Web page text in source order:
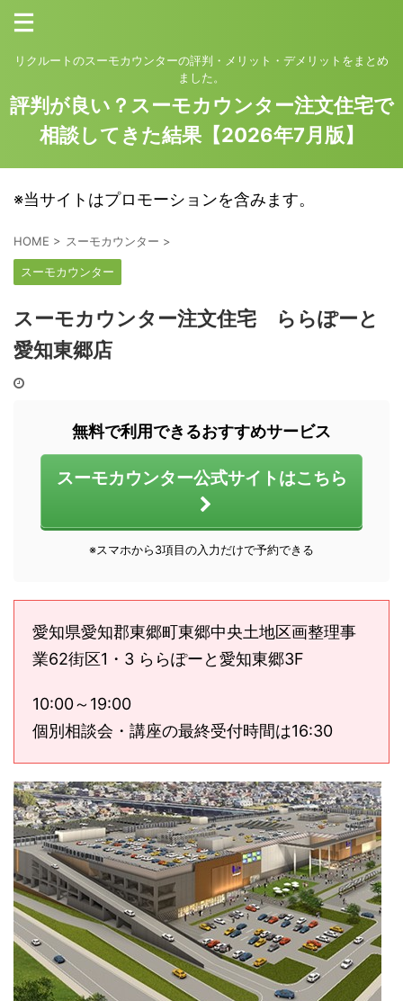
リクルートのスーモカウンターの評判・メリット・デメリットをまとめ
ました。
評判が良い？スーモカウンター注文住宅で
相談してきた結果【2026年7月版】
※当サイトはプロモーションを含みます。
HOME > スーモカウンター >
スーモカウンター
スーモカウンター注文住宅 ららぽーと
愛知東郷店
無料で利用できるおすすめサービス
スーモカウンター公式サイトはこちら
※スマホから3項目の入力だけで予約できる
愛知県愛知郡東郷町東郷中央土地区画整理事
業62街区1・3 ららぽーと愛知東郷3F
10:00～19:00
個別相談会・講座の最終受付時間は16:30